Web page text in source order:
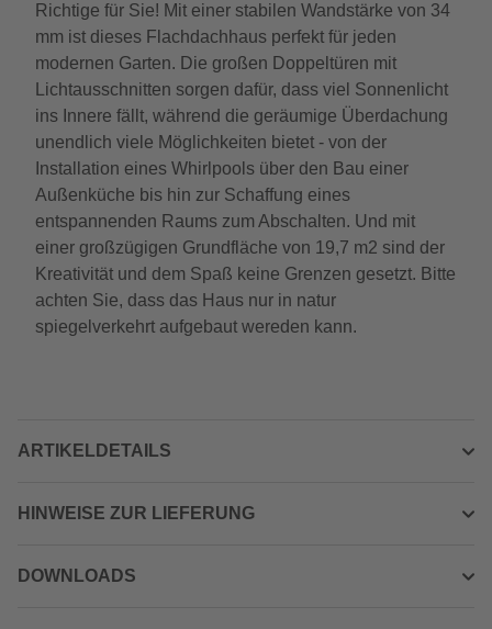
Richtige für Sie! Mit einer stabilen Wandstärke von 34
mm ist dieses Flachdachhaus perfekt für jeden
modernen Garten. Die großen Doppeltüren mit
Lichtausschnitten sorgen dafür, dass viel Sonnenlicht
ins Innere fällt, während die geräumige Überdachung
unendlich viele Möglichkeiten bietet - von der
Installation eines Whirlpools über den Bau einer
Außenküche bis hin zur Schaffung eines
entspannenden Raums zum Abschalten. Und mit
einer großzügigen Grundfläche von 19,7 m2 sind der
Kreativität und dem Spaß keine Grenzen gesetzt. Bitte
achten Sie, dass das Haus nur in natur
spiegelverkehrt aufgebaut wereden kann.
ARTIKELDETAILS
HINWEISE ZUR LIEFERUNG
DOWNLOADS